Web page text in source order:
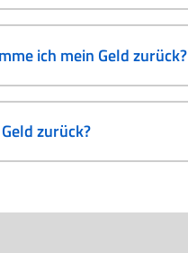
ich mein Geld zurück?
zurück?